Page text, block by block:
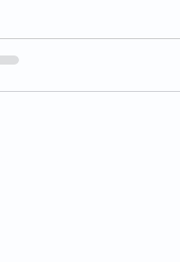
Stela Maris Grespan